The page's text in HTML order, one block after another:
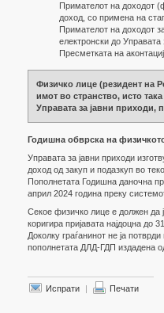
Примателот на доходот
доход, со примена на
Примателот на доходот
електронски до
Пресметката на
Физичко лице (резидент на
имот во странство, исто
Управата за јавни приходи,
Годишна обврска на
Управата за јавни приходи
доход од закуп и подазкуп во
Пополнетата Годишна даночна
април 2024 година преку
Секое физичко лице е должен да
коригира пријавата најдоцна до
Доколку граѓанинот не ја
пополнетата ДЛД-ГДП издадена
Испрати | Печати